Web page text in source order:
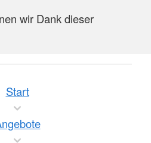
wir Dank dieser
Start